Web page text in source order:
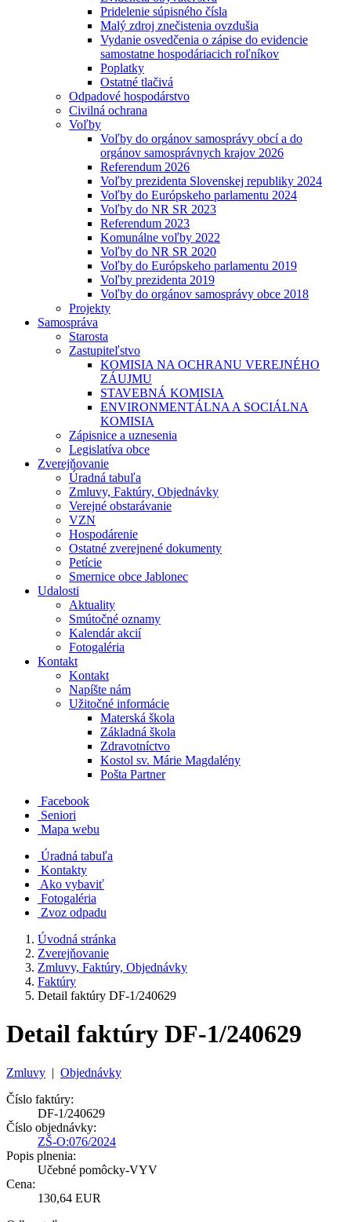
Pridelenie súpisného čísla
Malý zdroj znečistenia ovzdušia
Vydanie osvedčenia o zápise do evidencie
samostatne hospodáriacich roľníkov
Poplatky
Ostatné tlačivá
Odpadové hospodárstvo
Civilná ochrana
Voľby
Voľby do orgánov samosprávy obcí a do
orgánov samosprávnych krajov 2026
Referendum 2026
Voľby prezidenta Slovenskej republiky 2024
Voľby do Európskeho parlamentu 2024
Voľby do NR SR 2023
Referendum 2023
Komunálne voľby 2022
Voľby do NR SR 2020
Voľby do Európskeho parlamentu 2019
Voľby prezidenta 2019
Voľby do orgánov samosprávy obce 2018
Projekty
Samospráva
Starosta
Zastupiteľstvo
KOMISIA NA OCHRANU VEREJNÉHO
ZÁUJMU
STAVEBNÁ KOMISIA
ENVIRONMENTÁLNA A SOCIÁLNA
KOMISIA
Zápisnice a uznesenia
Legislatíva obce
Zverejňovanie
Úradná tabuľa
Zmluvy, Faktúry, Objednávky
Verejné obstarávanie
VZN
Hospodárenie
Ostatné zverejnené dokumenty
Petície
Smernice obce Jablonec
Udalosti
Aktuality
Smútočné oznamy
Kalendár akcií
Fotogaléria
Kontakt
Kontakt
Napíšte nám
Užitočné informácie
Materská škola
Základná škola
Zdravotníctvo
Kostol sv. Márie Magdalény
Pošta Partner
Facebook
Seniori
Mapa webu
Úradná tabuľa
Kontakty
Ako vybaviť
Fotogaléria
Zvoz odpadu
Úvodná stránka
Zverejňovanie
Zmluvy, Faktúry, Objednávky
Faktúry
Detail faktúry DF-1/240629
Detail faktúry DF-1/240629
Zmluvy | Objednávky
Číslo faktúry:
DF-1/240629
Číslo objednávky:
ZŠ-O:076/2024
Popis plnenia:
Učebné pomôcky-VYV
Cena:
130,64 EUR